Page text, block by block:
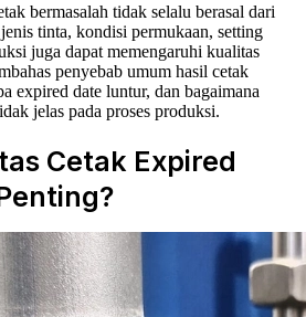
bermasalah tidak selalu berasal dari
tinta, kondisi permukaan, setting
juga dapat memengaruhi kualitas
penyebab umum hasil cetak
expired date luntur, dan bagaimana
jelas pada proses produksi.
Cetak Expired